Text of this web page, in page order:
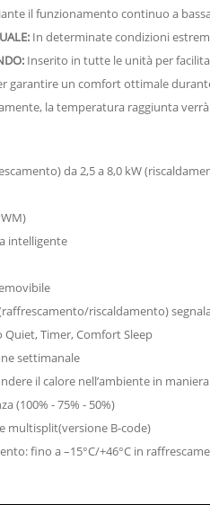
il funzionamento continuo a
In determinate condizioni
Inserito in tutte le unità per
garantire un comfort ottimale
la temperatura raggiunta
da 2,5 a 8,0 kW
intelligente
riscaldamento)
Timer, Comfort Sleep
settimanale
il calore nell’ambiente in
(100% - 75% - 50%)
multisplit(versione B-code)
fino a –15°C/+46°C in